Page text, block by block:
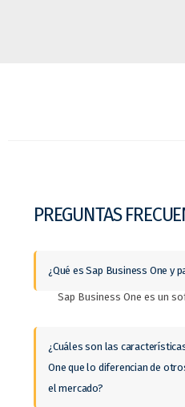
PREGUNTAS
¿Qué es Sap Business One y
¿Cuáles son las
One que lo diferencian de
el mercado?